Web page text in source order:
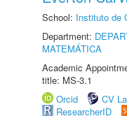
School: Instituto de
Department:
MATEMÁTICA
Academic
title: MS-3.1
Orcid
CV
ResearcherID